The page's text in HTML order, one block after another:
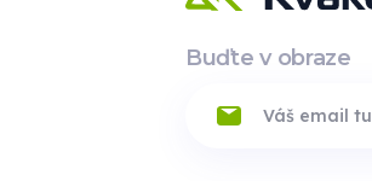
Buďte v obraze